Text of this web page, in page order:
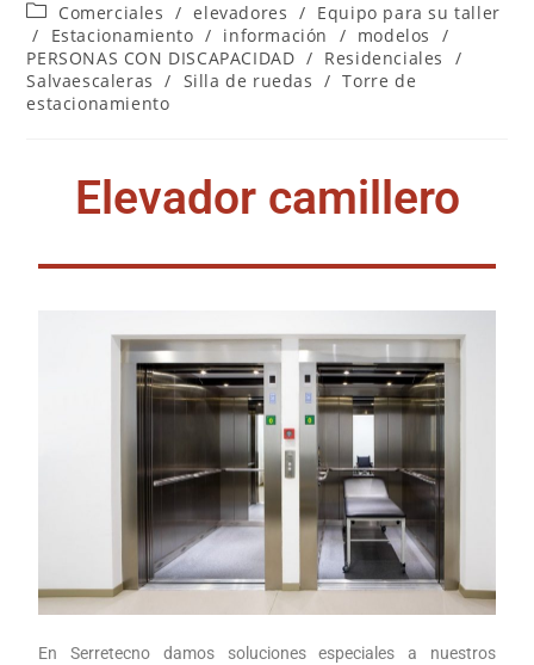
Comerciales / elevadores / Equipo para su taller
/
Estacionamiento / información / modelos
/
PERSONAS CON DISCAPACIDAD / Residenciales
/
Salvaescaleras
/ Silla de ruedas / Torre de
estacionamiento
Elevador camillero
En Serretecno damos soluciones especiales a nuestros